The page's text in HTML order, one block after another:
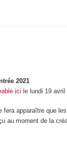
2021
ici le lundi 19 avril
fera apparaître que
au moment de la